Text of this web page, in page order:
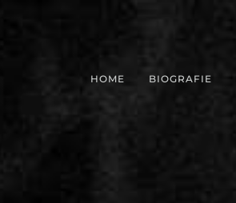
HOME BIOGRAFIE